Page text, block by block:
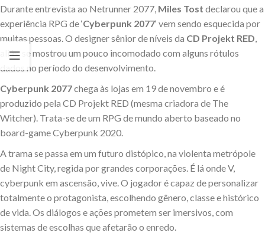
Durante entrevista ao Netrunner 2077, Miles Tost declarou que a
experiência RPG de ‘Cyberpunk 2077‘ vem sendo esquecida por
muitas pessoas. O designer sênior de níveis da CD Projekt RED,
aliás, se mostrou um pouco incomodado com alguns rótulos
dados no período do desenvolvimento.
Cyberpunk 2077chega às lojas em 19 de novembro e é
produzido pela CD Projekt RED (mesma criadora de The
Witcher). Trata-se de um RPG de mundo aberto baseado no
board-game Cyberpunk 2020.
A trama se passa em um futuro distópico, na violenta metrópole
de Night City, regida por grandes corporações. É lá onde V,
cyberpunk em ascensão, vive. O jogador é capaz de personalizar
totalmente o protagonista, escolhendo gênero, classe e histórico
de vida. Os diálogos e ações prometem ser imersivos, com
sistemas de escolhas que afetarão o enredo.